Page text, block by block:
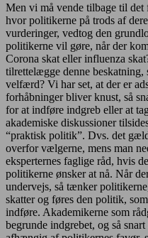
Men vi må vende tilbage til
hvor politikerne på trods af
vurderinger, vedtog den
politikerne vil gøre, når der
Corona skat eller influenza
tilrettelægge denne beskatning,
velfærd? Vi har set, at der er
forhåbninger bliver knust, så
for at indføre indgreb eller at
akademiske diskussioner
“praktisk politik”. Dvs. det
overfor vælgerne, mens man
eksperternes faglige råd, hvis
politikerne ønsker at nå. Når
undervejs, så tænker
skatter og føres den politik,
indføre. Akademikerne som
begrunde indgrebet, og så